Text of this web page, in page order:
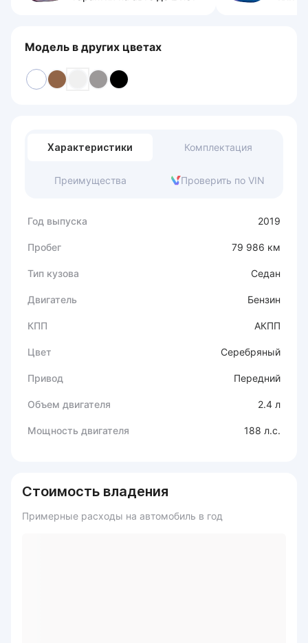
Модель в других цветах
Характеристики Комплектация
Преимущества Проверить по VIN
Год выпуска 2019
Пробег 79 986 км
Тип кузова Седан
Двигатель Бензин
КПП АКПП
Цвет Серебряный
Привод Передний
Объем двигателя 2.4 л
Мощность двигателя 188 л.с.
Стоимость владения
Примерные расходы на автомобиль в год